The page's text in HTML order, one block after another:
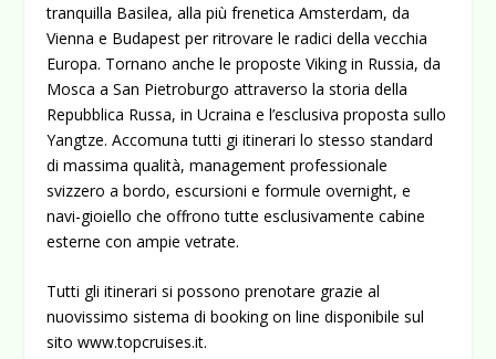
tranquilla Basilea, alla più frenetica Amsterdam, da
Vienna e Budapest per ritrovare le radici della vecchia
Europa. Tornano anche le proposte Viking in Russia, da
Mosca a San Pietroburgo attraverso la storia della
Repubblica Russa, in Ucraina e l’esclusiva proposta sullo
Yangtze. Accomuna tutti gi itinerari lo stesso standard
di massima qualità, management professionale
svizzero a bordo, escursioni e formule overnight, e
navi-gioiello che offrono tutte esclusivamente cabine
esterne con ampie vetrate.
Tutti gli itinerari si possono prenotare grazie al
nuovissimo sistema di booking on line disponibile sul
sito www.topcruises.it.